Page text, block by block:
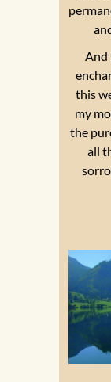
And
this
my
the
all